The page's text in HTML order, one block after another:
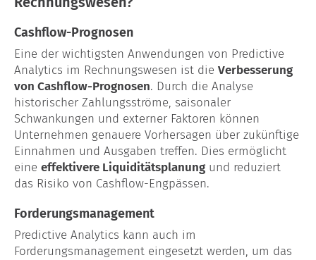
Cashflow-Prognosen
Eine der wichtigsten Anwendungen von Predictive
Analytics im Rechnungswesen ist die Verbesserung
von Cashflow-Prognosen. Durch die Analyse
historischer Zahlungsströme, saisonaler
Schwankungen und externer Faktoren können
Unternehmen genauere Vorhersagen über zukünftige
Einnahmen und Ausgaben treffen. Dies ermöglicht
eine effektivere Liquiditätsplanung und reduziert
das Risiko von Cashflow-Engpässen.
Forderungsmanagement
Predictive Analytics kann auch im
Forderungsmanagement eingesetzt werden, um das